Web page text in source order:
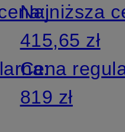
fit
Najniższa
415,65 zł
Cena
819 zł